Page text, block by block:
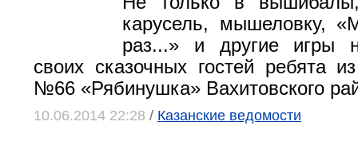
карусель, мышеловку,
раз...» и другие игры
своих сказочных гостей ребята
№66 «Рябинушка» Вахитовского
10.06.2014 22:28 / Казанские ведомости